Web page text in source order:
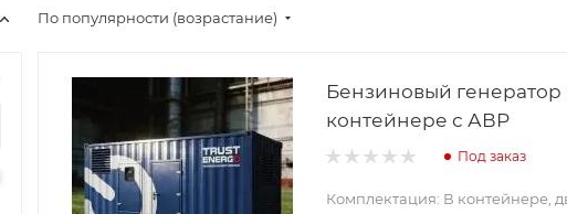
По популярности (возрастание)
Бензиновый генератор
контейнере с АВР
Под заказ
Комплектация: В контейнере,